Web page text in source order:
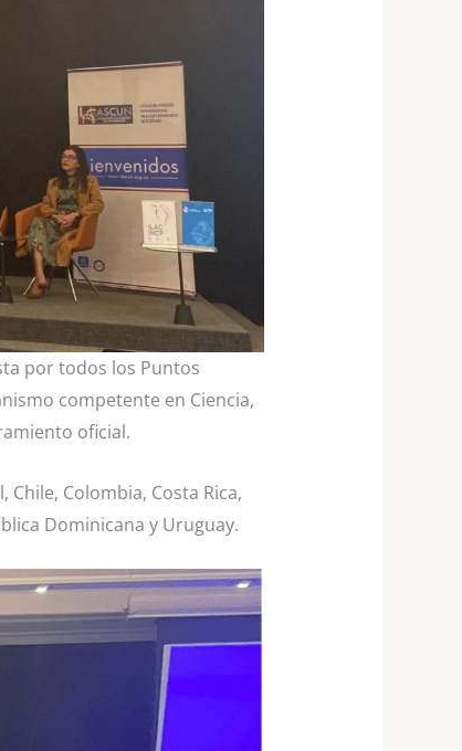
por todos los Puntos
competente en Ciencia,
oficial.
Colombia, Costa Rica,
Dominicana y Uruguay.